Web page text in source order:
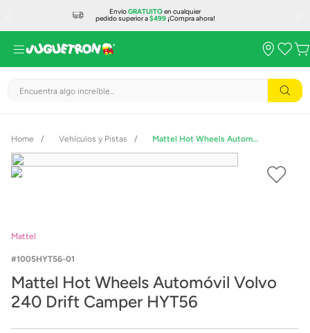
EnvíoGRATUITOen cualquier
pedido superior a$499¡Compra ahora!
Encuentra algo increíble...
Vehículos y Pistas Mattel Hot Wheels Automóvil Volvo 240 Drift Camper HYT56
Mattel
1005HYT56-01
Mattel Hot Wheels Automóvil Volvo
240 Drift Camper HYT56